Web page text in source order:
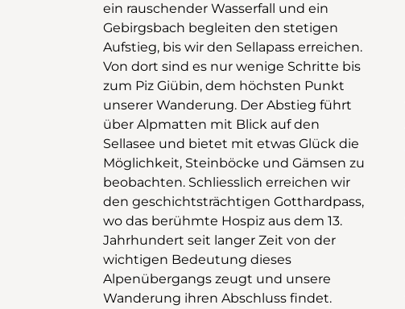
ein rauschender Wasserfall und ein
Gebirgsbach begleiten den stetigen
Aufstieg, bis wir den Sellapass erreichen.
Von dort sind es nur wenige Schritte bis
zum Piz Giübin, dem höchsten Punkt
unserer Wanderung. Der Abstieg führt
über Alpmatten mit Blick auf den
Sellasee und bietet mit etwas Glück die
Möglichkeit, Steinböcke und Gämsen zu
beobachten. Schliesslich erreichen wir
den geschichtsträchtigen Gotthardpass,
wo das berühmte Hospiz aus dem 13.
Jahrhundert seit langer Zeit von der
wichtigen Bedeutung dieses
Alpenübergangs zeugt und unsere
Wanderung ihren Abschluss findet.